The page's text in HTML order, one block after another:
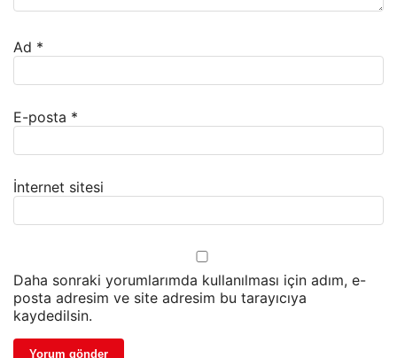
Ad *
E-posta *
İnternet sitesi
Daha sonraki yorumlarımda kullanılması için adım, e-
posta adresim ve site adresim bu tarayıcıya
kaydedilsin.